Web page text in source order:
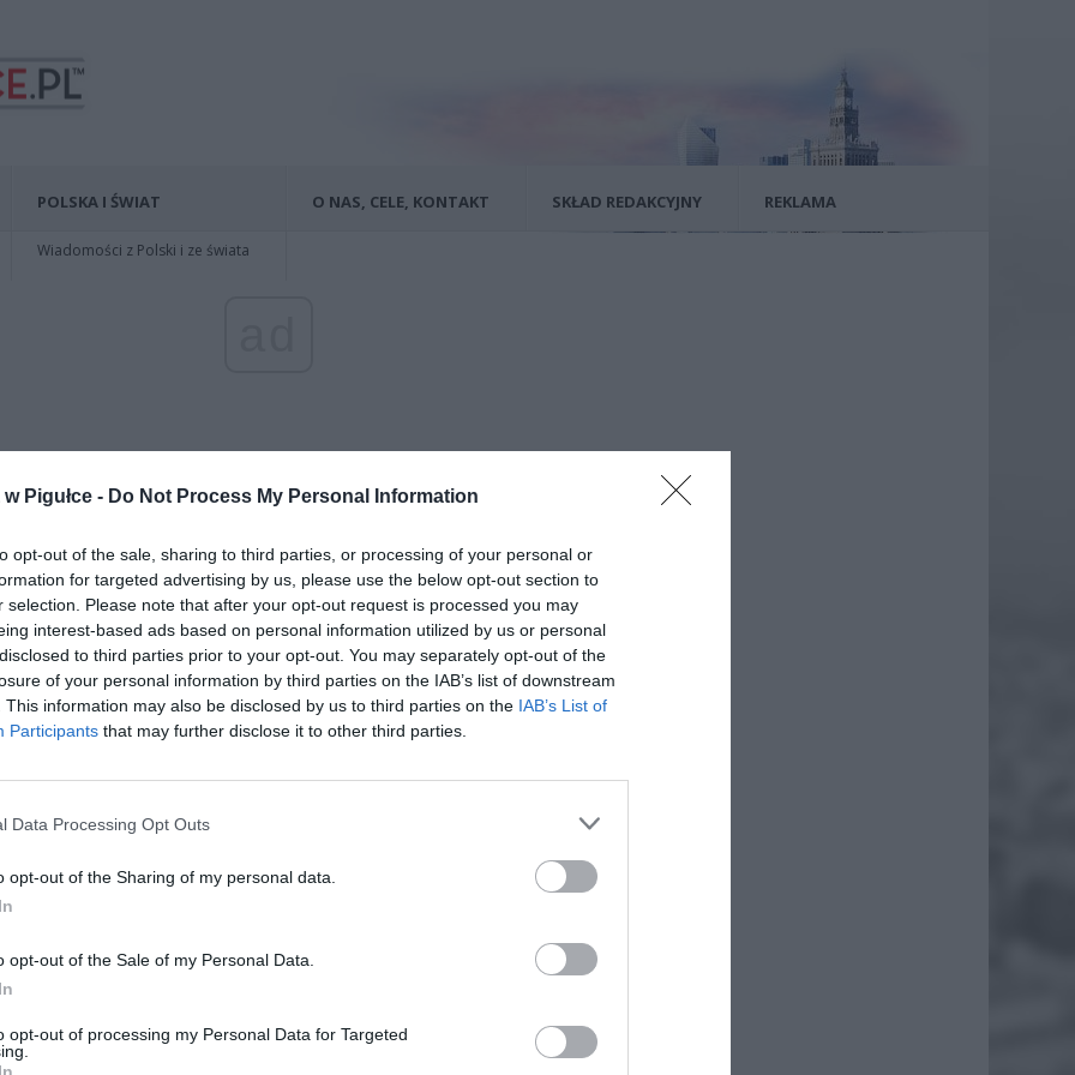
Pigułce - Do Not Process My Personal Information
opt-out of the sale, sharing to third parties, or processing of your personal or
for targeted advertising by us, please use the below opt-out section to
selection. Please note that after your opt-out request is processed you may
interest-based ads based on personal information utilized by us or personal
to third parties prior to your opt-out. You may separately opt-out of the
of your personal information by third parties on the IAB’s list of downstream
This information may also be disclosed by us to third parties on the IAB’s List of
Participants that may further disclose it to other third parties.
Data Processing Opt Outs
opt-out of the Sharing of my personal data.
opt-out of the Sale of my Personal Data.
opt-out of processing my Personal Data for Targeted
POLSKA I ŚWIAT
Wiadomości z Polski i ze świata
O NAS, CELE, KONTAKT SKŁAD REDAKCYJNY REKLAMA
POWODOWAĆ RAKA – OSTRZEGA
ŚRODOWISKA
Działacze Greenpeace od dawna podejmują akcje
celu walkę z zanieczyszczonym, miejskim powietrzem. Jak się okazało
wydało ostrzeżenie